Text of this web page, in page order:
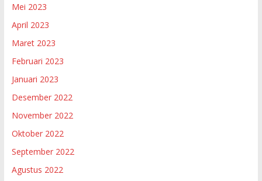
Mei 2023
April 2023
Maret 2023
Februari 2023
Januari 2023
Desember 2022
November 2022
Oktober 2022
September 2022
Agustus 2022